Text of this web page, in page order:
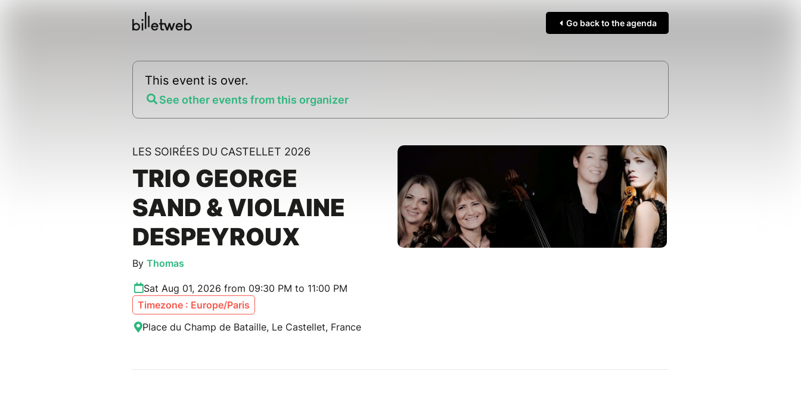
Go back to the agenda
This event is over.
See other events from this organizer
LES SOIRÉES DU CASTELLET 2026
TRIO GEORGE
SAND & VIOLAINE
DESPEYROUX
By Thomas
Sat Aug 01, 2026 from 09:30 PM to 11:00 PM
Timezone : Europe/Paris
Place du Champ de Bataille, Le Castellet, France